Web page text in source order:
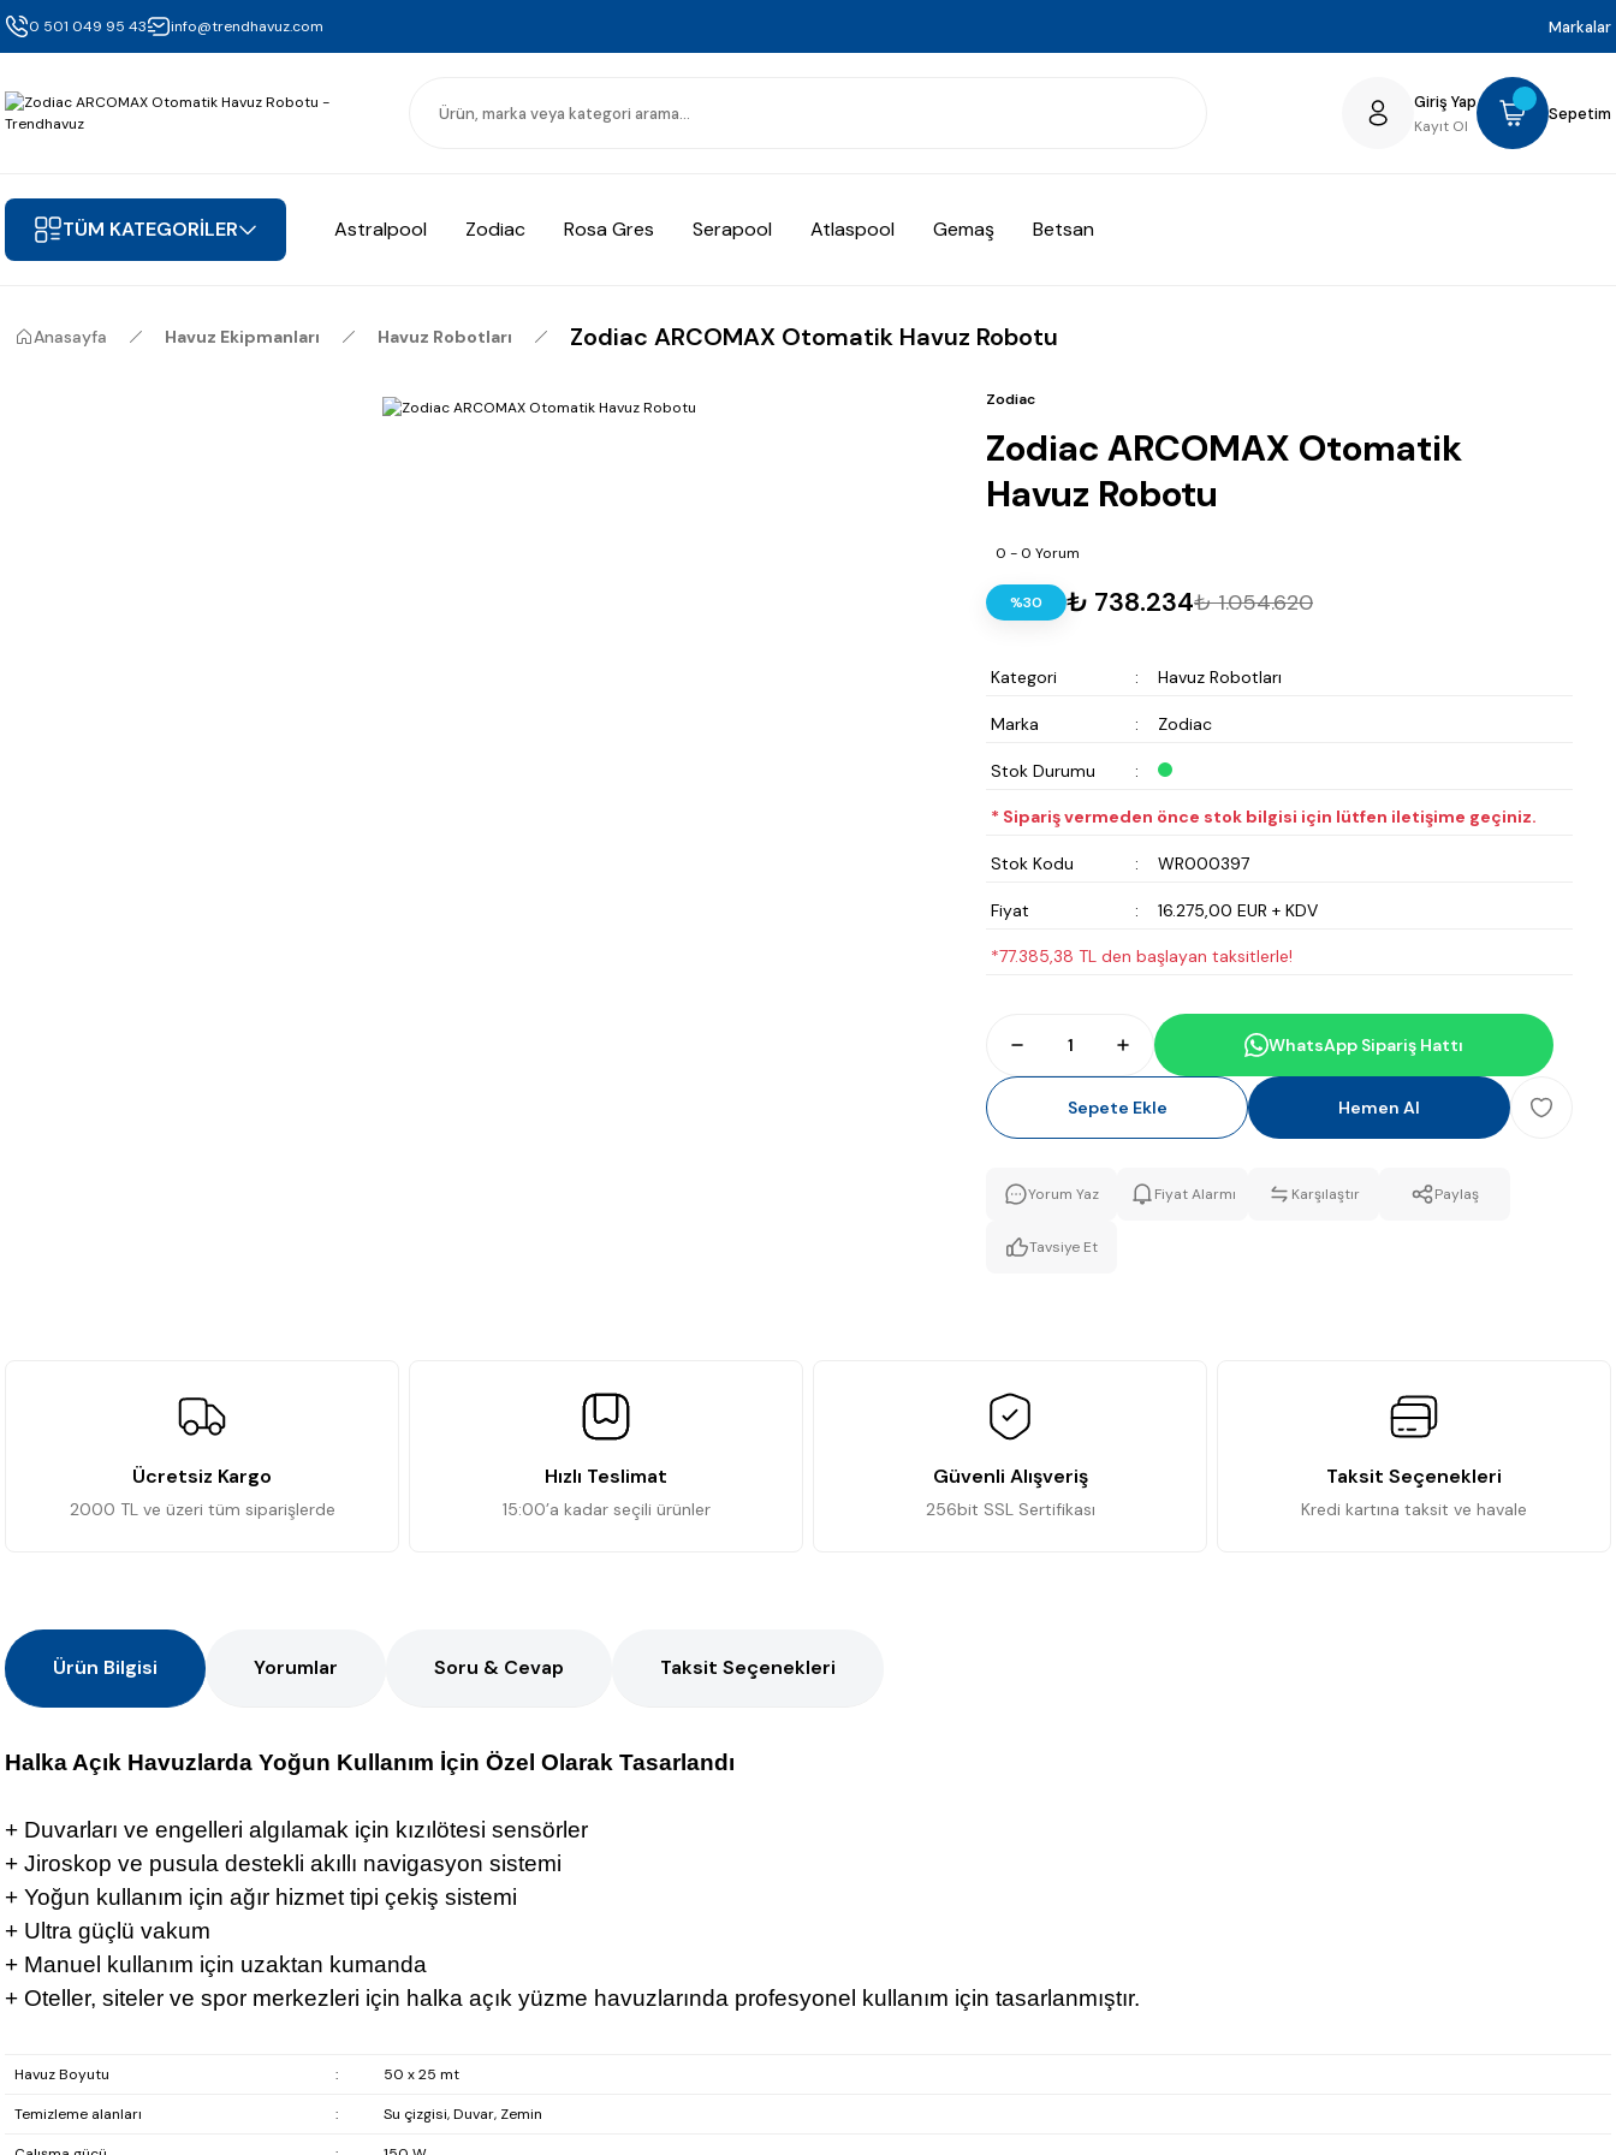
0 501 049 95 43 info@trendhavuz.com Markalar
Giriş Yap
Kayıt Ol
Sepetim
TÜM KATEGORİLER Astralpool Zodiac Rosa Gres Serapool Atlaspool Gemaş Betsan
Anasayfa Havuz Ekipmanları Havuz Robotları Zodiac ARCOMAX Otomatik Havuz Robotu
Zodiac
Zodiac ARCOMAX Otomatik
Havuz Robotu
0 - 0 Yorum
%30 ₺ 738.234₺ 1.054.620
Kategori Havuz Robotları
Marka Zodiac
Stok Durumu
* Sipariş vermeden önce stok bilgisi için lütfen iletişime geçiniz.
Stok Kodu WR000397
Fiyat 16.275,00 EUR + KDV
*77.385,38 TL den başlayan taksitlerle!
WhatsApp Sipariş Hattı
Sepete Ekle Hemen Al
Yorum Yaz Fiyat Alarmı Karşılaştır Paylaş
Tavsiye Et
Ücretsiz Kargo
2000 TL ve üzeri tüm siparişlerde
Hızlı Teslimat
15:00’a kadar seçili ürünler
Güvenli Alışveriş
256bit SSL Sertifikası
Taksit Seçenekleri
Kredi kartına taksit ve havale
Ürün Bilgisi Yorumlar Soru & Cevap Taksit Seçenekleri
Halka Açık Havuzlarda Yoğun Kullanım İçin Özel Olarak Tasarlandı
+ Duvarları ve engelleri algılamak için kızılötesi sensörler
+ Jiroskop ve pusula destekli akıllı navigasyon sistemi
+ Yoğun kullanım için ağır hizmet tipi çekiş sistemi
+ Ultra güçlü vakum
+ Manuel kullanım için uzaktan kumanda
+ Oteller, siteler ve spor merkezleri için halka açık yüzme havuzlarında profesyonel kullanım için tasarlanmıştır.
Havuz Boyutu : 50 x 25 mt
Temizleme alanları : Su çizgisi, Duvar, Zemin